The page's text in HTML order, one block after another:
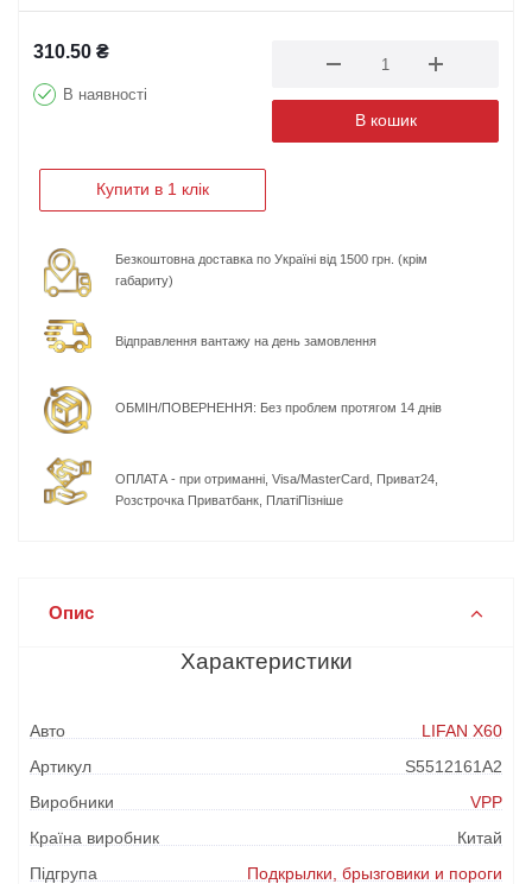
310.50 ₴
В наявності
В кошик
Купити в 1 клік
Безкоштовна доставка по Україні від 1500 грн. (крім
габариту)
Відправлення вантажу на день замовлення
ОБМІН/ПОВЕРНЕННЯ: Без проблем протягом 14 днів
ОПЛАТА - при отриманні, Visa/MasterCard, Приват24,
Розстрочка Приватбанк, ПлатіПізніше
Опис
Характеристики
Авто
LIFAN X60
Артикул
S5512161A2
Виробники
VPP
Країна виробник
Китай
Підгрупа
Подкрылки, брызговики и пороги